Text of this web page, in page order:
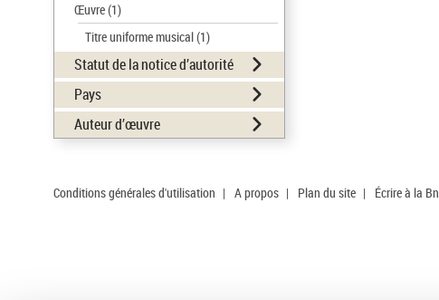
Œuvre(1)
Titre uniforme musical(1)
Statut de la notice d’autorité
Pays
Auteur d’œuvre
Conditions générales d'utilisation | A propos | Plan du site | Écrire à la